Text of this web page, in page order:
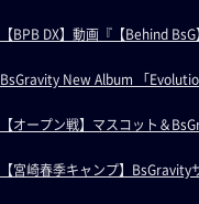
【BPB DX】動画『【Behind
BsGravity New Album 「
【オープン戦】マスコット＆
【宮崎春季キャンプ】BsGravity